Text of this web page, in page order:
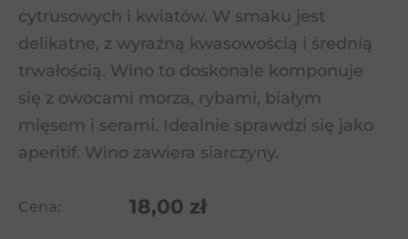
cytrusowych i kwiatów. W smaku jest
delikatne, z wyraźną kwasowością i średnią
trwałością. Wino to doskonale komponuje
się z owocami morza, rybami, białym
mięsem i serami. Idealnie sprawdzi się jako
aperitif. Wino zawiera siarczyny.
Cena: 18,00 zł